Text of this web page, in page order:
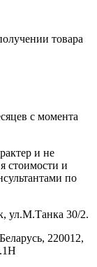
товара
с момента
и не
стоимости и
по
ул.М.Танка 30/2.
220012,